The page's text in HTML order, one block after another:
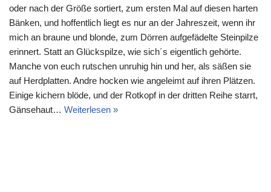
oder nach der Größe sortiert, zum ersten Mal auf diesen harten
Bänken, und hoffentlich liegt es nur an der Jahreszeit, wenn ihr
mich an braune und blonde, zum Dörren aufgefädelte Steinpilze
erinnert. Statt an Glückspilze, wie sich´s eigentlich gehörte.
Manche von euch rutschen unruhig hin und her, als säßen sie
auf Herdplatten. Andre hocken wie angeleimt auf ihren Plätzen.
Einige kichern blöde, und der Rotkopf in der dritten Reihe starrt,
Gänsehaut… Weiterlesen »